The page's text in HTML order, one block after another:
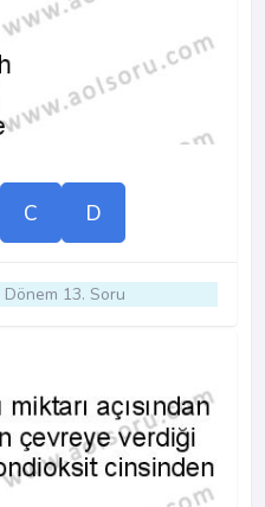
C D
Dönem 13. Soru